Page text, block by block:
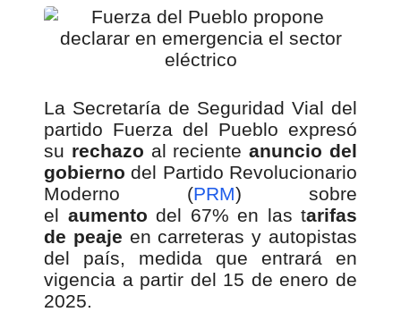
La Secretaría de Seguridad Vial del
partido Fuerza del Pueblo expresó
su rechazo al recienteanuncio del
gobierno del Partido Revolucionario
Moderno (PRM) sobre
el aumento del 67% en las tarifas
de peaje en carreteras y autopistas
del país, medida que entrará en
vigencia a partir del 15 de enero de
2025.